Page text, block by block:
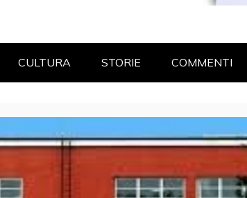
CULTURA STORIE COMMENTI